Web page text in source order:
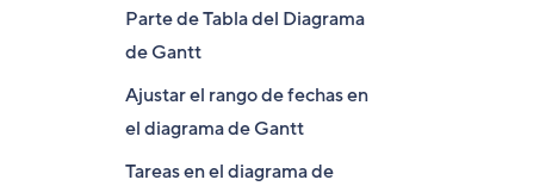
Parte de Tabla del Diagrama
de Gantt
Ajustar el rango de fechas en
el diagrama de Gantt
Tareas en el diagrama de